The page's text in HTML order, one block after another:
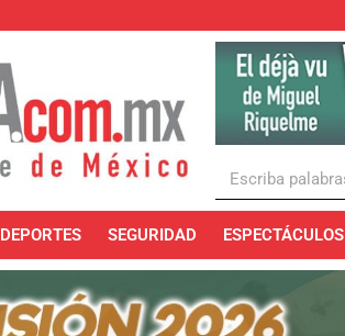
DEPORTES SEGURIDAD ESPECTÁCULOS